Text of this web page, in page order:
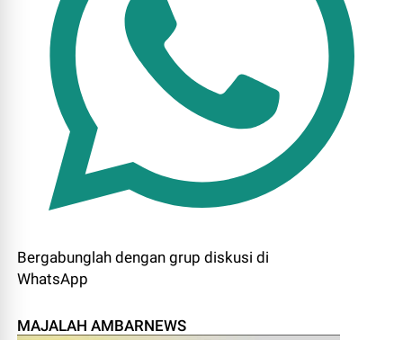
Bergabunglah dengan grup diskusi di
WhatsApp
MAJALAH AMBARNEWS